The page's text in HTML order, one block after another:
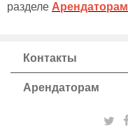
разделе Арендаторам
Контакты
Арендаторам